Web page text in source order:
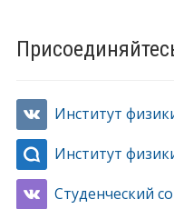
Институт
Институт
Студенческий